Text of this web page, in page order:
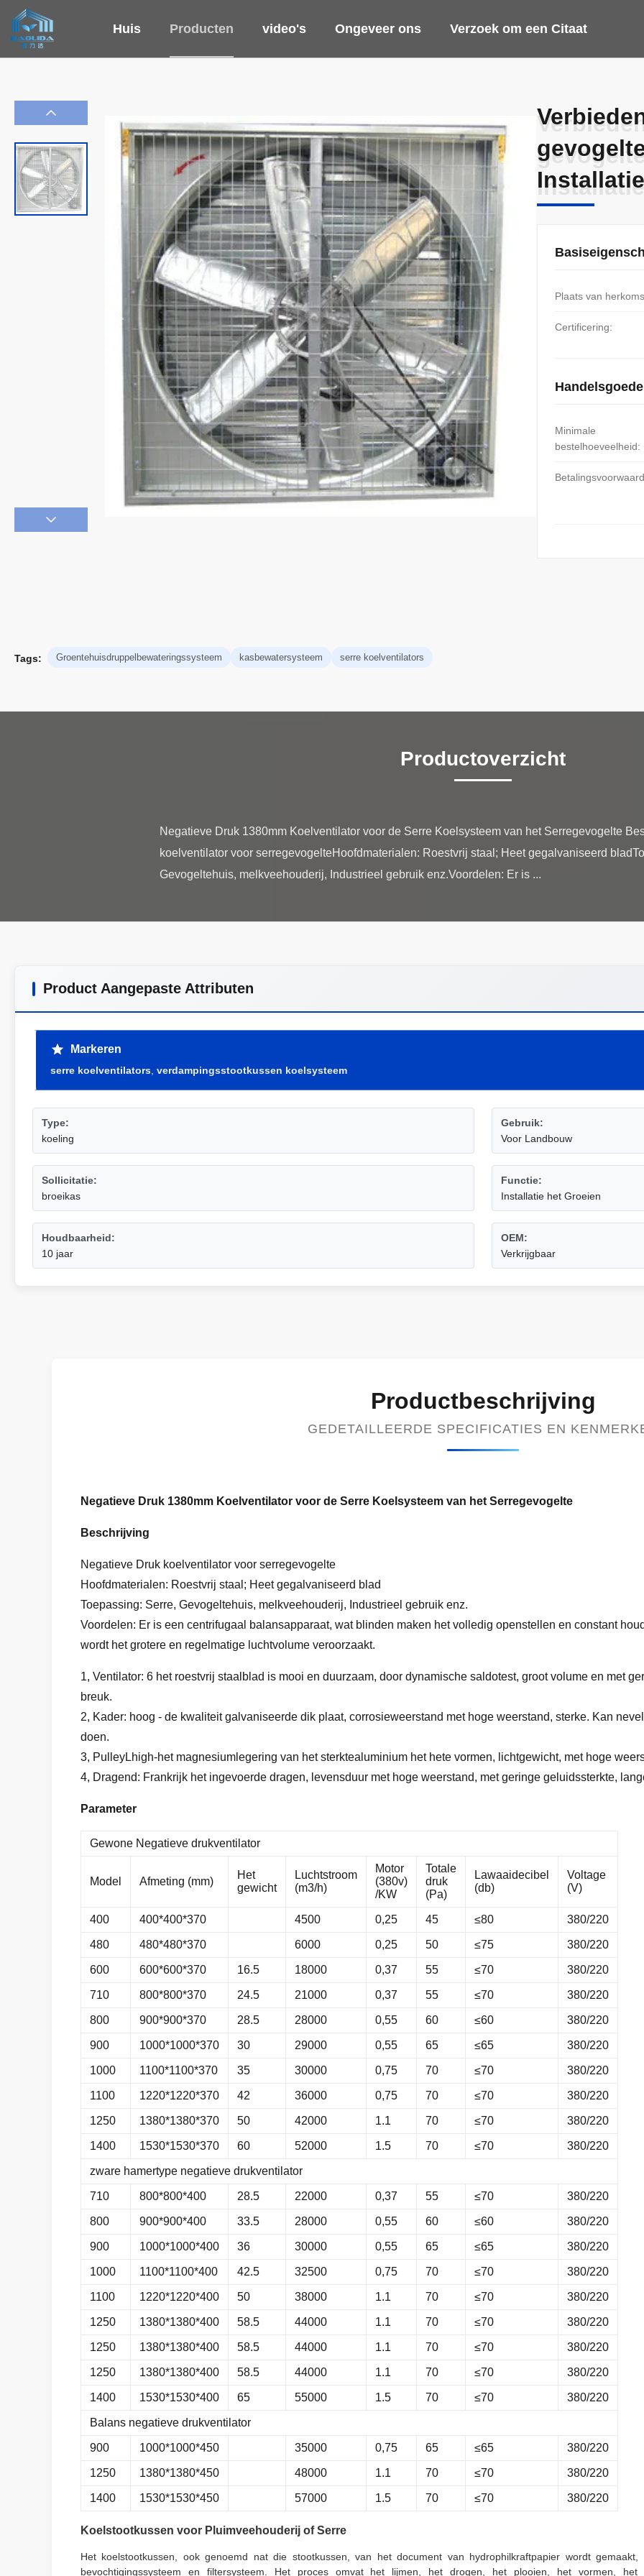
Huis Producten video's Ongeveer ons Verzoek om een Citaat
Plaats van
Certificering:
Minimale
bestelhoeveelheid:
Tags: Groentehuisdruppelbewateringssysteem kasbewatersysteem serre koelventilators
Productoverzicht
Negatieve Druk 1380mm Koelventilator voor de Serre Koelsysteem van het Serregevogelte
koelventilator voor serregevogelteHoofdmaterialen: Roestvrij staal; Heet gegalvaniseerd
Product Aangepaste Attributen
Markeren
serre koelventilators verdampingsstootkussen koelsysteem
Type:
koeling
Gebruik:
Voor Landbouw
Sollicitatie:
broeikas
Functie:
Installatie het Groeien
Houdbaarheid:
10 jaar
OEM:
Verkrijgbaar
Productbeschrijving
GEDETAILLEERDE SPECIFICATIES EN
Negatieve Druk 1380mm Koelventilator voor de Serre Koelsysteem van het Serregevogelte
Beschrijving
Negatieve Druk koelventilator voor serregevogelte
Hoofdmaterialen: Roestvrij staal; Heet gegalvaniseerd blad
Toepassing: Serre, Gevogeltehuis, melkveehouderij, Industrieel gebruik enz.
Voordelen: Er is een centrifugaal balansapparaat, wat blinden maken het volledig openstellen en constant
wordt het grotere en regelmatige luchtvolume veroorzaakt.
1, Ventilator: 6 het roestvrij staalblad is mooi en duurzaam, door dynamische saldotest, groot volume en met
breuk.
2, Kader: hoog - de kwaliteit galvaniseerde dik plaat, corrosieweerstand met hoge weerstand, sterke. Kan
doen.
3, PulleyLhigh-het magnesiumlegering van het sterktealuminium het hete vormen, lichtgewicht, met hoge
4, Dragend: Frankrijk het ingevoerde dragen, levensduur met hoge weerstand, met geringe geluidssterkte,
Parameter
Gewone Negatieve drukventilator
Model Afmeting (mm)
Het
gewicht
Luchtstroom
(m3/h)
Motor
(380v)
/KW
Totale
druk
(Pa)
Lawaaidecibel
(db)
Voltage
(V)
400 400*400*370 4500 0,25 45 ≤80 380/220
480 480*480*370 6000 0,25 50 ≤75 380/220
600 600*600*370 16.5 18000 0,37 55 ≤70 380/220
710 800*800*370 24.5 21000 0,37 55 ≤70 380/220
800 900*900*370 28.5 28000 0,55 60 ≤60 380/220
900 1000*1000*370 30 29000 0,55 65 ≤65 380/220
1000 1100*1100*370 35 30000 0,75 70 ≤70 380/220
1100 1220*1220*370 42 36000 0,75 70 ≤70 380/220
1250 1380*1380*370 50 42000 1.1 70 ≤70 380/220
1400 1530*1530*370 60 52000 1.5 70 ≤70 380/220
zware hamertype negatieve drukventilator
710 800*800*400 28.5 22000 0,37 55 ≤70 380/220
800 900*900*400 33.5 28000 0,55 60 ≤60 380/220
900 1000*1000*400 36 30000 0,55 65 ≤65 380/220
1000 1100*1100*400 42.5 32500 0,75 70 ≤70 380/220
1100 1220*1220*400 50 38000 1.1 70 ≤70 380/220
1250 1380*1380*400 58.5 44000 1.1 70 ≤70 380/220
1250 1380*1380*400 58.5 44000 1.1 70 ≤70 380/220
1250 1380*1380*400 58.5 44000 1.1 70 ≤70 380/220
1400 1530*1530*400 65 55000 1.5 70 ≤70 380/220
Balans negatieve drukventilator
900 1000*1000*450 35000 0,75 65 ≤65 380/220
1250 1380*1380*450 48000 1.1 70 ≤70 380/220
1400 1530*1530*450 57000 1.5 70 ≤70 380/220
Koelstootkussen voor Pluimveehouderij of Serre
Het koelstootkussen, ook genoemd nat die stootkussen, van het document van hydrophilkraftpapier wordt
bevochtigingssysteem en filtersysteem. Het proces omvat het lijmen, het drogen, het plooien, het vormen,